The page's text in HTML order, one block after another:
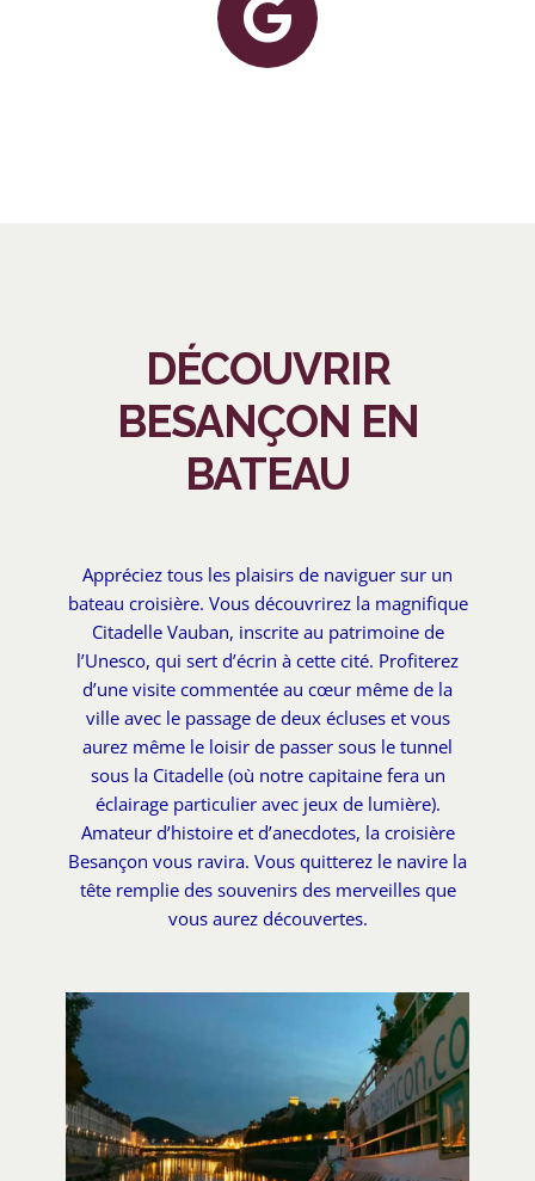
DÉCOUVRIR
BESANÇON EN
BATEAU
Appréciez tous les plaisirs de naviguer sur un
bateau croisière. Vous découvrirez la magnifique
Citadelle Vauban, inscrite au patrimoine de
l’Unesco, qui sert d’écrin à cette cité. Profiterez
d’une visite commentée au cœur même de la
ville avec le passage de deux écluses et vous
aurez même le loisir de passer sous le tunnel
sous la Citadelle (où notre capitaine fera un
éclairage particulier avec jeux de lumière).
Amateur d’histoire et d’anecdotes, la croisière
Besançon vous ravira. Vous quitterez le navire la
tête remplie des souvenirs des merveilles que
vous aurez découvertes.